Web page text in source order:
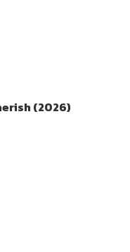
(2026)